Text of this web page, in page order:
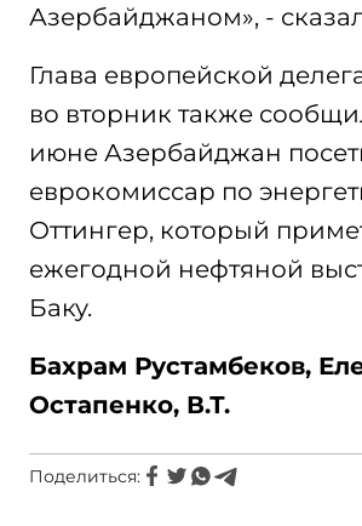
Азербайджаном», -
Глава европейской
во вторник также
июне Азербайджан
еврокомиссар по
Оттингер, который
ежегодной нефтяной
Баку.
Бахрам Рустамбеков,
Остапенко, В.Т.
Поделиться: